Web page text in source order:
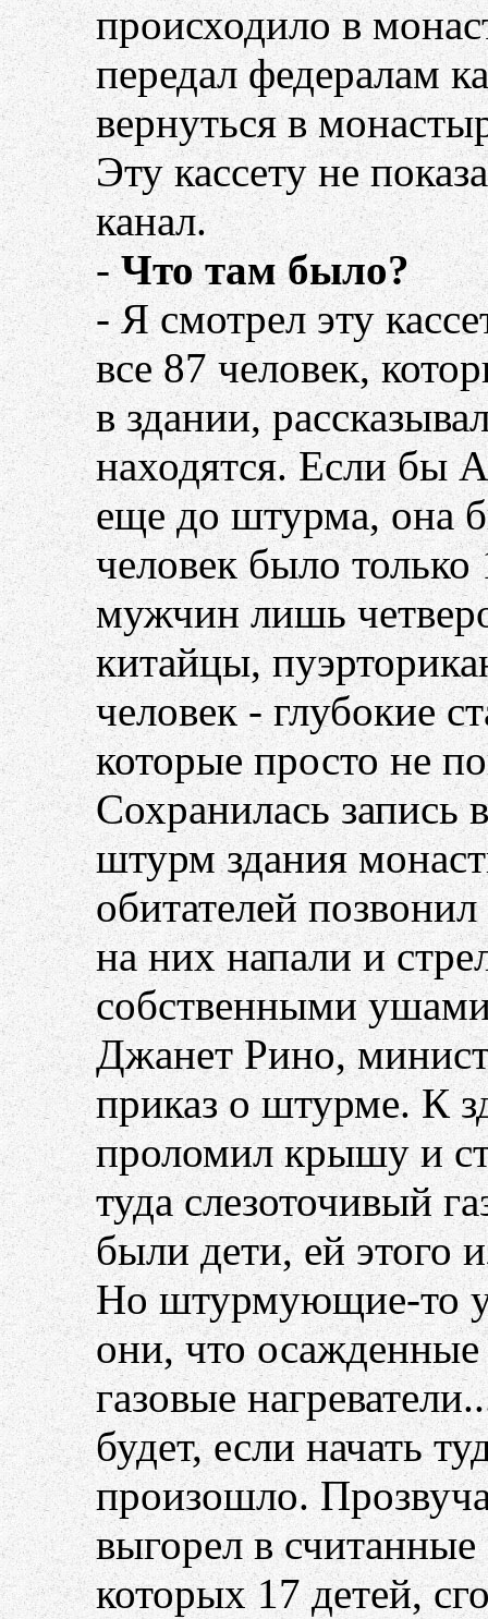
происходило в
передал федералам
вернуться в
Эту кассету не
канал.
-Что там было?
- Я смотрел эту
все 87 человек,
в здании,
находятся. Если бы
еще до штурма, она
человек было
мужчин лишь
китайцы,
человек - глубокие
которые просто не
Сохранилась запись
штурм здания
обитателей
на них напали и
собственными
Джанет Рино,
приказ о штурме. К
проломил крышу и
туда слезоточивый
были дети, ей этого
Но штурмующие-то
они, что осажденные
газовые
будет, если начать
произошло.
выгорел в
которых 17 детей,